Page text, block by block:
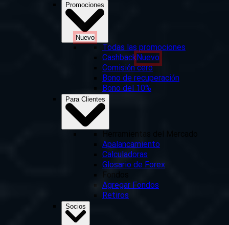
Promociones
Nuevo
Todas las promociones
CashbackNuevo
Comisión cero
Bono de recuperación
Bono del 10%
Para Clientes
Apalancamiento
Calculadoras
Glosario de Forex
Fondos
Agregar Fondos
Retiros
Socios